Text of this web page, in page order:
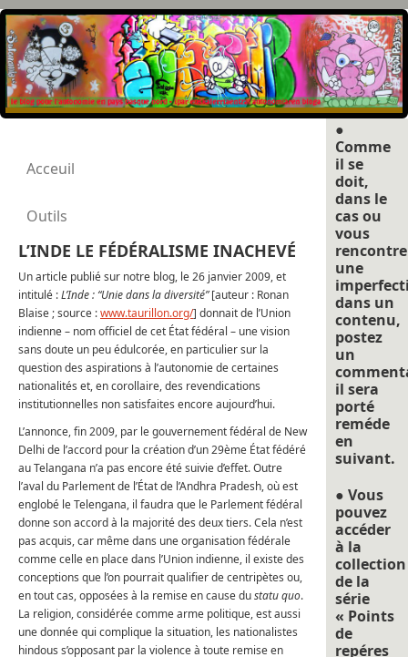
Acceuil
Outils
L’INDE LE FÉDÉRALISME INACHEVÉ
Un article publié sur notre blog, le 26 janvier 2009, et
intitulé :L’Inde : “Unie dans la diversité”[auteur : Ronan
Blaise ; source :www.taurillon.org/] donnait de l’Union
indienne – nom officiel de cet État fédéral – une vision
sans doute un peu édulcorée, en particulier sur la
question des aspirations à l’autonomie de certaines
nationalités et, en corollaire, des revendications
institutionnelles non satisfaites encore aujourd’hui.
L’annonce, fin 2009, par le gouvernement fédéral de New
Delhi de l’accord pour la création d’un 29ème État fédéré
au Telangana n’a pas encore été suivie d’effet. Outre
l’aval du Parlement de l’État de l’Andhra Pradesh, où est
englobé le Telengana, il faudra que le Parlement fédéral
donne son accord à la majorité des deux tiers. Cela n’est
pas acquis, car même dans une organisation fédérale
comme celle en place dans l’Union indienne, il existe des
conceptions que l’on pourrait qualifier de centripètes ou,
en tout cas, opposées à la remise en cause dustatu quo.
La religion, considérée comme arme politique, est aussi
une donnée qui complique la situation, les nationalistes
hindous s’opposant par la violence à toute remise en
●
Comme
il se
doit,
dans le
cas ou
vous
une
dans un
contenu,
postez
un
il sera
porté
reméde
en
suivant.
● Vous
pouvez
accéder
à la
collection
de la
série
« Points
de
repéres